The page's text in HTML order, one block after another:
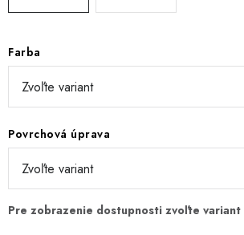
Podmienky ochrany osobných údajov
Formulár na odstúpenie od zmluvy
Kontakt
Farba
Povrchová úprava